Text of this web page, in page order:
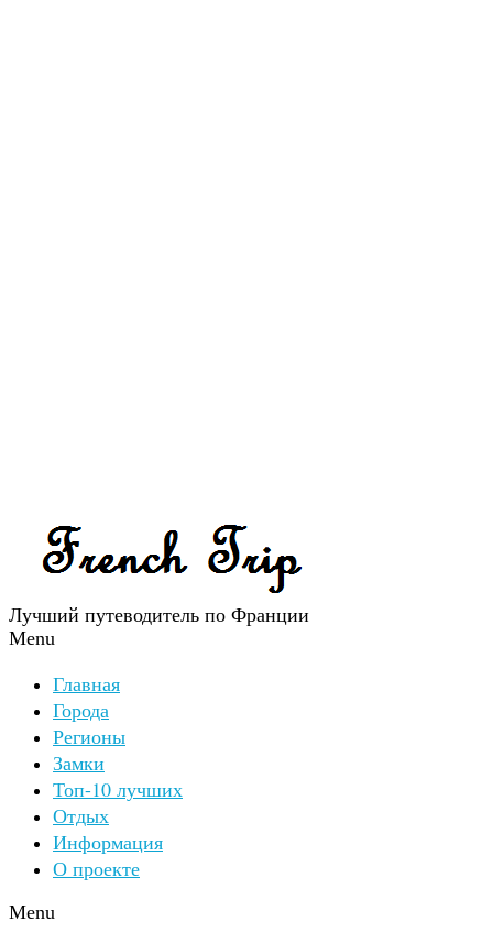
Лучший путеводитель по Франции
Menu
Главная
Города
Регионы
Замки
Топ-10 лучших
Отдых
Информация
О проекте
Menu